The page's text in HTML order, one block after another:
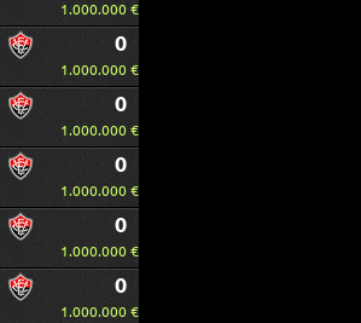
1.000.000 €
0
1.000.000 €
0
1.000.000 €
0
1.000.000 €
0
1.000.000 €
0
1.000.000 €